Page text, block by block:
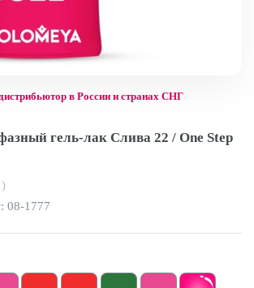
в России и странах СНГ
гель-лак Слива 22 / One Step
08-1777